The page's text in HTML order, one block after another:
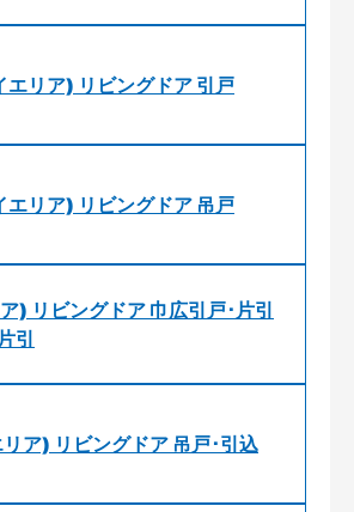
リア) リビングドア 引戸
リア) リビングドア 吊戸
) リビングドア 巾広引戸･片引
引
ア) リビングドア 吊戸･引込